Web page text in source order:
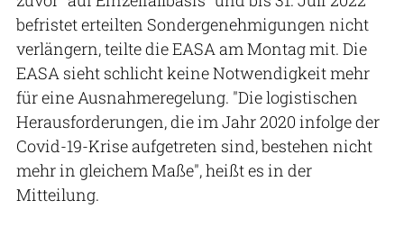
befristet erteilten Sondergenehmigungen nicht
verlängern, teilte die EASA am Montag mit. Die
EASA sieht schlicht keine Notwendigkeit mehr
für eine Ausnahmeregelung. "Die logistischen
Herausforderungen, die im Jahr 2020 infolge der
Covid-19-Krise aufgetreten sind, bestehen nicht
mehr in gleichem Maße", heißt es in der
Mitteilung.